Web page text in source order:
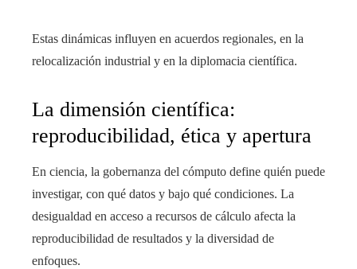
Estas dinámicas influyen en acuerdos regionales, en la
relocalización industrial y en la diplomacia científica.
La dimensión científica:
reproducibilidad, ética y apertura
En ciencia, la gobernanza del cómputo define quién puede
investigar, con qué datos y bajo qué condiciones. La
desigualdad en acceso a recursos de cálculo afecta la
reproducibilidad de resultados y la diversidad de
enfoques.